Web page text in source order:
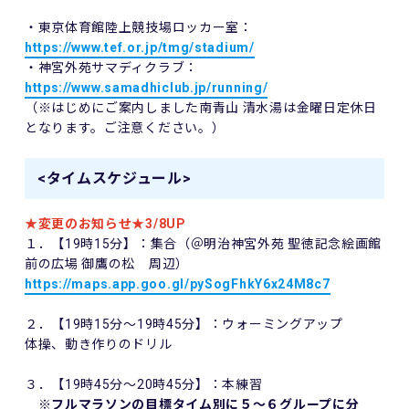
・東京体育館陸上競技場ロッカー室：
https://www.tef.or.jp/tmg/stadium/
・神宮外苑サマディクラブ：
https://www.samadhiclub.jp/running/
（※はじめにご案内しました南青山 清水湯は金曜日定休日
となります。ご注意ください。）
<タイムスケジュール>
★変更のお知らせ★3/8UP
１．【19時15分】：集合（＠明治神宮外苑 聖徳記念絵画館
前の広場 御鷹の松 周辺）
https://maps.app.goo.gl/pySogFhkY6x24M8c7
２．【19時15分～19時45分】：ウォーミングアップ
体操、動き作りのドリル
３．【19時45分～20時45分】：本練習
※フルマラソンの 目標タイム別に５～６グループに分